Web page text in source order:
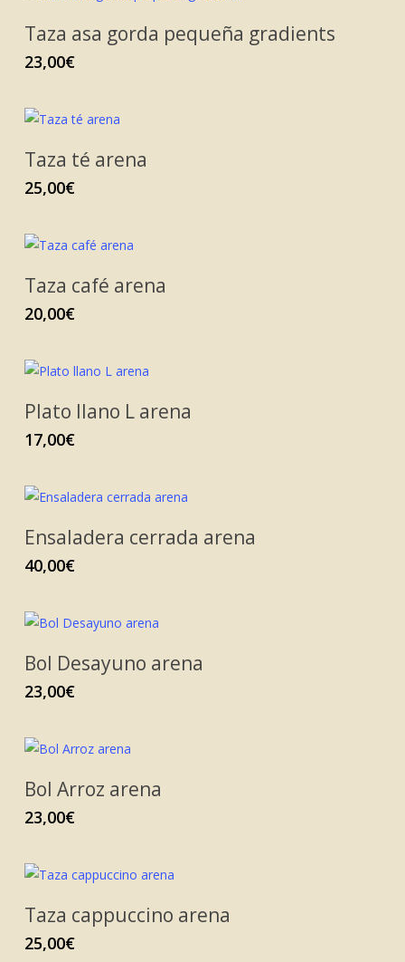
Taza asa gorda pequeña gradients
23,00€
Taza té arena
25,00€
Taza café arena
20,00€
Plato llano L arena
17,00€
Ensaladera cerrada arena
40,00€
Bol Desayuno arena
23,00€
Bol Arroz arena
23,00€
Taza cappuccino arena
25,00€